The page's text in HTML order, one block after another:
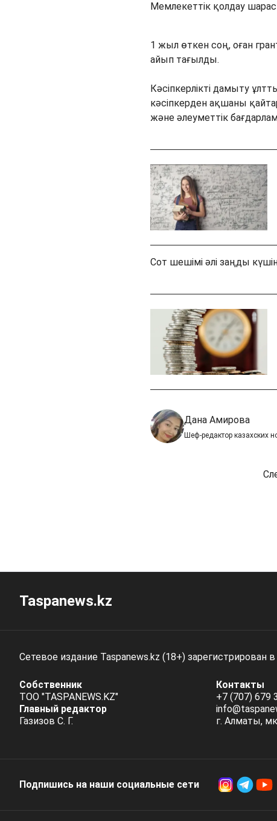
Мемлекеттік қолдау
1 жыл өткен соң, оған
айып тағылды.
Кәсіпкерлікті дамыту
кәсіпкерден ақшаны
және әлеуметтік
Сот шешімі әлі заңды
Дана Амирова
Шеф-редактор казахских
Taspanews.kz
Сетевое издание Taspanews.kz (18+)
Собственник
ТОО "TASPANEWS.KZ"
Главный редактор
Газизов С. Г.
Контакты
+7 (707) 679
г. Алматы,
Подпишись на наши социальные cети